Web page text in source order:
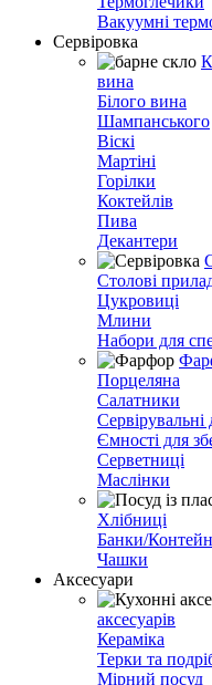
Вакуумні
Сервіровка
вина
Білого вина
Шампанського
Віскі
Мартіні
Горілки
Коктейлів
Пива
Декантери
Столові
Цукровиці
Млини
Набори для
Порцеляна
Салатники
Ємності для
Серветниці
Маслінки
Хлібниці
Банки/
Чашки
Аксесуари
аксесуарів
Кераміка
Терки та
Мірний посуд